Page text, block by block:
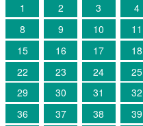
1 2 3 4
8
9 10 11
15
16 17 18
22
23 24 25
29
30 31 32
36
37 38 39